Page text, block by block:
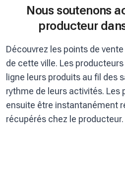
Nous soutenons
producteur
Découvrez les points de
de cette ville. Les
ligne leurs produits au fil des
rythme de leurs activités. Les
ensuite être instantanément
récupérés chez le producteur.